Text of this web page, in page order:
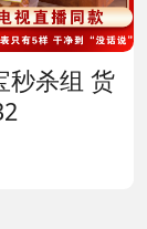
秒杀组 货